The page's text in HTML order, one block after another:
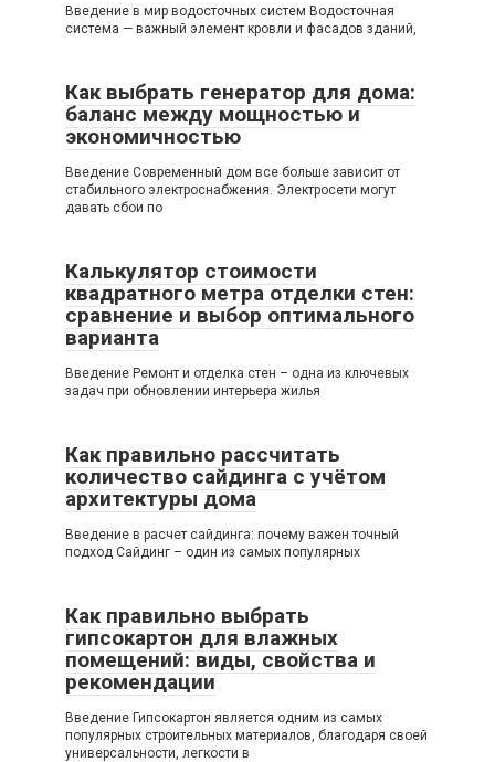
Введение в мир водосточных систем Водосточная
система — важный элемент кровли и фасадов зданий,
Как выбрать генератор для дома:
баланс между мощностью и
экономичностью
Введение Современный дом все больше зависит от
стабильного электроснабжения. Электросети могут
давать сбои по
Калькулятор стоимости
квадратного метра отделки стен:
сравнение и выбор оптимального
варианта
Введение Ремонт и отделка стен – одна из ключевых
задач при обновлении интерьера жилья
Как правильно рассчитать
количество сайдинга с учётом
архитектуры дома
Введение в расчет сайдинга: почему важен точный
подход Сайдинг – один из самых популярных
Как правильно выбрать
гипсокартон для влажных
помещений: виды, свойства и
рекомендации
Введение Гипсокартон является одним из самых
популярных строительных материалов, благодаря своей
универсальности, легкости в